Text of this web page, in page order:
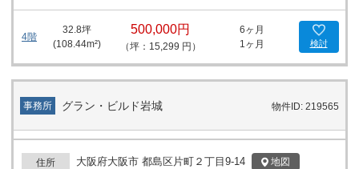
4階
32.8坪
(108.44m²)
500,000円
（坪：15,299 円）
6ヶ月
1ヶ月
検討
事務所 グラン・ビルド岩城 物件ID: 219565
住所 大阪府大阪市 都島区片町２丁目9-14 地図